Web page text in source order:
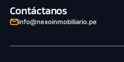
Contáctanos
info@nexoinmobiliario.pe